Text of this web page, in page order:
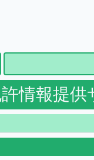
情報提供